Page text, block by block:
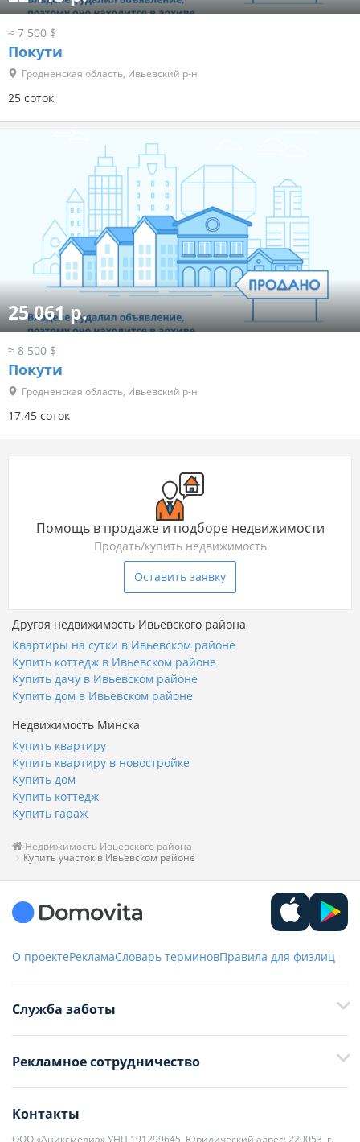
≈ 7 500 $
Покути
Гродненская область, Ивьевский р-н
25 соток
25 061 р.
≈ 8 500 $
Покути
Гродненская область, Ивьевский р-н
17.45 соток
Помощь в продаже и подборе недвижимости
Продать/купить недвижимость
Оставить заявку
Другая недвижимость Ивьевского района
Квартиры на сутки в Ивьевском районе
Купить коттедж в Ивьевском районе
Купить дачу в Ивьевском районе
Купить дом в Ивьевском районе
Недвижимость Минска
Купить квартиру
Купить квартиру в новостройке
Купить дом
Купить коттедж
Купить гараж
Недвижимость Ивьевского района
Купить участок в Ивьевском районе
О проектеРекламаСловарь терминовПравила для физлиц
Служба заботы
+375 33 376-13-70
editor@domovita.by
Рекламное сотрудничество
kb@domovita.by
+375 29 179-11-28 Владислав Гладченко
Контакты